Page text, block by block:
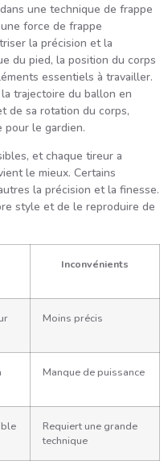
une technique de frappe
force de frappe
la précision et la
du pied, la position du corps
essentiels à travailler.
trajectoire du ballon en
de sa rotation du corps,
le gardien.
et chaque tireur a
le mieux. Certains
la précision et la finesse.
style et de le reproduire de
Inconvénients
Moins précis
Manque de puissance
Requiert une grande
technique